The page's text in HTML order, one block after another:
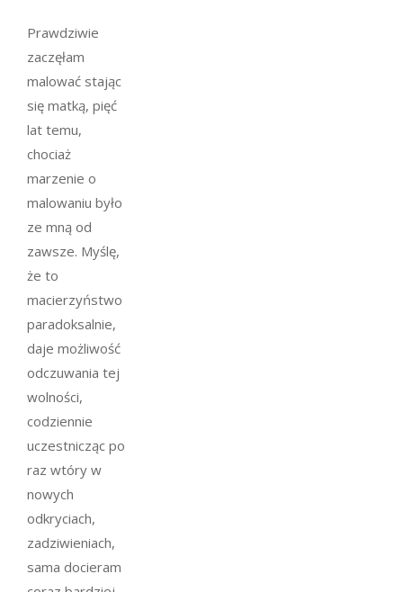
Prawdziwie
zaczęłam
malować stając
się matką, pięć
lat temu,
chociaż
marzenie o
malowaniu było
ze mną od
zawsze. Myślę,
że to
macierzyństwo
paradoksalnie,
daje możliwość
odczuwania tej
wolności,
codziennie
uczestnicząc po
raz wtóry w
nowych
odkryciach,
zadziwieniach,
sama docieram